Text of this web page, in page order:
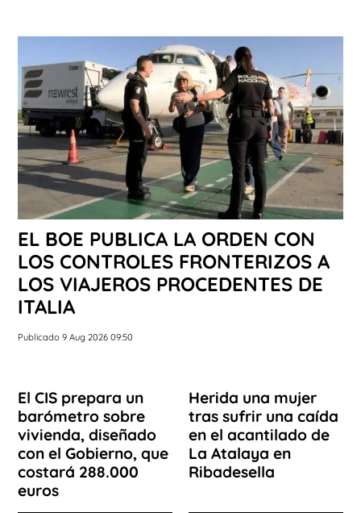
EL BOE PUBLICA LA ORDEN CON
LOS CONTROLES FRONTERIZOS A
LOS VIAJEROS PROCEDENTES DE
ITALIA
Publicado 9 Aug 2026 09:50
El CIS prepara un
barómetro sobre
vivienda, diseñado
con el Gobierno, que
costará 288.000
euros
Herida una mujer
tras sufrir una caída
en el acantilado de
La Atalaya en
Ribadesella